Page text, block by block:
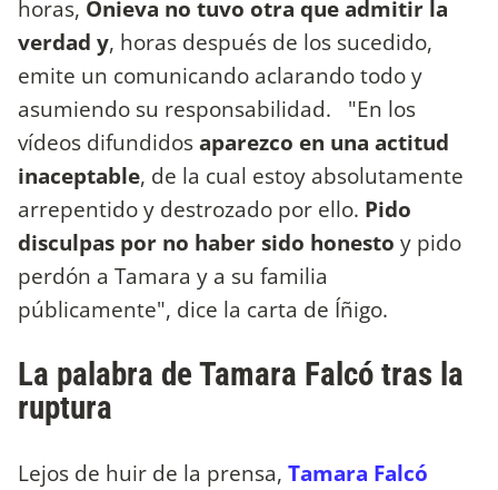
horas, Onieva no tuvo otra que admitir la
verdad y, horas después de los sucedido,
emite un comunicando aclarando todo y
asumiendo su responsabilidad. "En los
vídeos difundidosaparezco en una actitud
inaceptable, de la cual estoy absolutamente
arrepentido y destrozado por ello. Pido
disculpas por no haber sido honesto y pido
perdón a Tamara y a su familia
públicamente", dice la carta de Íñigo.
La palabra de Tamara Falcó tras la
ruptura
Lejos de huir de la prensa, Tamara Falcó